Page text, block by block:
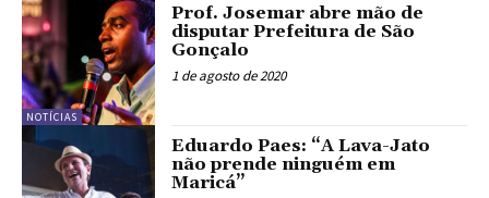
NOTÍCIAS
Prof. Josemar abre mão de
disputar Prefeitura de São
Gonçalo
1 de agosto de 2020
Eduardo Paes: “A Lava-Jato
não prende ninguém em
Maricá”